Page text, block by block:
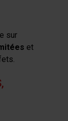
sur
et
.